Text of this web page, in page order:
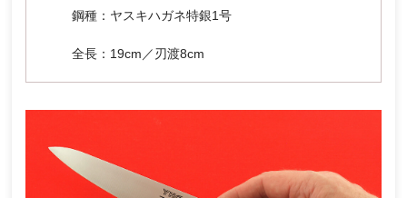
鋼種：ヤスキハガネ特銀1号
全長：19cm／刃渡8cm